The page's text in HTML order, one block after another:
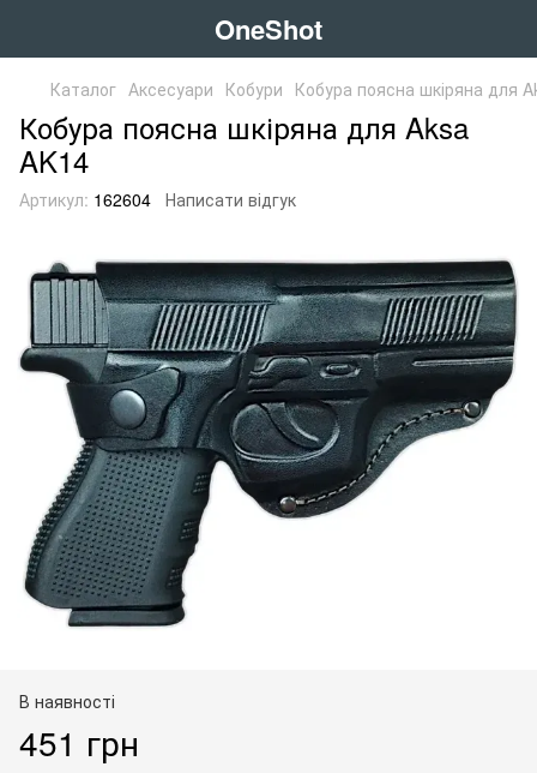
OneShot
Каталог Аксесуари Кобури Кобура поясна шкіряна для
Кобура поясна шкіряна для Aksa
AK14
Артикул: 162604 Написати відгук
В наявності
451 грн